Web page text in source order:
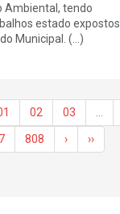
Ambiental, tendo
estado expostos
Municipal. (...)
02 03
808 › ››